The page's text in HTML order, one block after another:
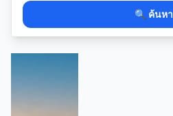
🔍 ค้นหา